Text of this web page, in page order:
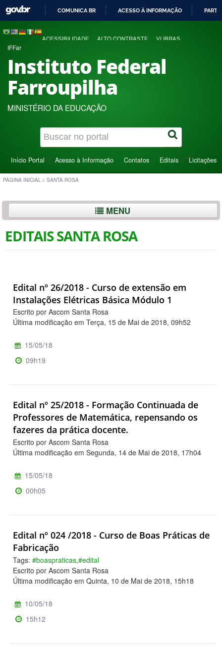
COMUNICA BR ACESSO À INFORMAÇÃO
ACESSIBILIDADE ALTO CONTRASTE VLIBRAS
IFFar
Instituto Federal
Farroupilha
MINISTÉRIO DA EDUCAÇÃO
Início Portal Acesso à Informação Contatos Editais Licitações
PÁGINA INICIAL > SANTA ROSA
MENU
EDITAIS SANTA ROSA
Edital nº 26/2018 - Curso de extensão em
Instalações Elétricas Básica Módulo 1
Escrito por Ascom Santa Rosa
Última modificação em Terça, 15 de Mai de 2018, 09h52
15/05/18
09h19
Edital nº 25/2018 - Formação Continuada de
Professores de Matemática, repensando os
fazeres da prática docente.
Escrito por Ascom Santa Rosa
Última modificação em Segunda, 14 de Mai de 2018, 17h04
15/05/18
00h05
Edital nº 024 /2018 - Curso de Boas Práticas de
Fabricação
Tags: #boaspraticas,#edital
Escrito por Ascom Santa Rosa
Última modificação em Quinta, 10 de Mai de 2018, 15h18
10/05/18
15h12